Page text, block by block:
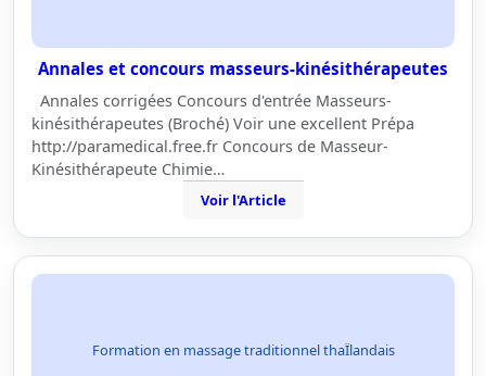
Annales et concours masseurs-kinésithérapeutes
Annales corrigées Concours d'entrée Masseurs-
kinésithérapeutes (Broché) Voir une excellent Prépa
http://paramedical.free.fr Concours de Masseur-
Kinésithérapeute Chimie…
Voir l'Article
Formation en massage traditionnel thaÏlandais